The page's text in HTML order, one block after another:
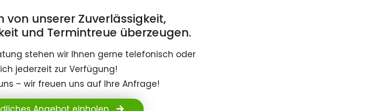
von unserer Zuverlässigkeit,
und Termintreue überzeugen.
stehen wir Ihnen gerne telefonisch oder
jederzeit zur Verfügung!
– wir freuen uns auf Ihre Anfrage!